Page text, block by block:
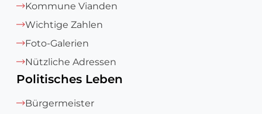
Kommune Vianden
Wichtige Zahlen
Foto-Galerien
Nützliche Adressen
Politisches Leben
Bürgermeister